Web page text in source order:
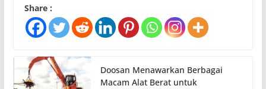
Share :
Doosan Menawarkan Berbagai
Macam Alat Berat untuk